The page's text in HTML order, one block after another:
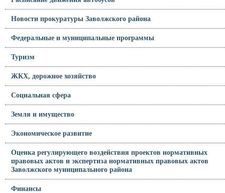
Новости прокуратуры Заволжского района
Федеральные и муниципальные программы
Туризм
ЖКХ, дорожное хозяйство
Социальная сфера
Земля и имущество
Экономическое развитие
Оценка регулирующего воздействия проектов нормативных
правовых актов и экспертиза нормативных правовых актов
Заволжского муниципального района
Финансы